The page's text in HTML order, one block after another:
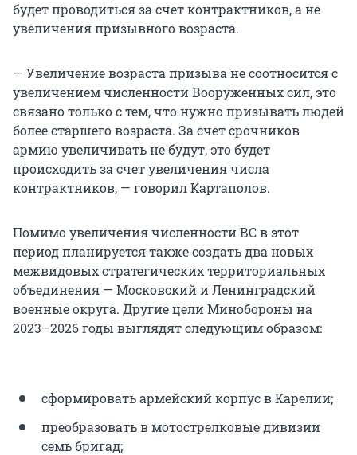
будет проводиться за счет контрактников, а не
увеличения призывного возраста.
— Увеличение возраста призыва не соотносится с
увеличением численности Вооруженных сил, это
связано только с тем, что нужно призывать людей
более старшего возраста. За счет срочников
армию увеличивать не будут, это будет
происходить за счет увеличения числа
контрактников, — говорил Картаполов.
Помимо увеличения численности ВС в этот
период планируется также создать два новых
межвидовых стратегических территориальных
объединения — Московский и Ленинградский
военные округа. Другие цели Минобороны на
2023–2026 годы выглядят следующим образом:
сформировать армейский корпус в Карелии;
преобразовать в мотострелковые дивизии
семь бригад;